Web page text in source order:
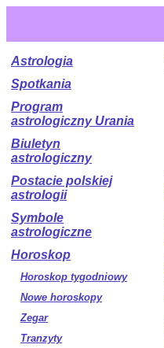
Astrologia
Spotkania
Program
astrologiczny Urania
Biuletyn
astrologiczny
Postacie polskiej
astrologii
Symbole
astrologiczne
Horoskop
Horoskop tygodniowy
Nowe horoskopy
Zegar
Tranzyty